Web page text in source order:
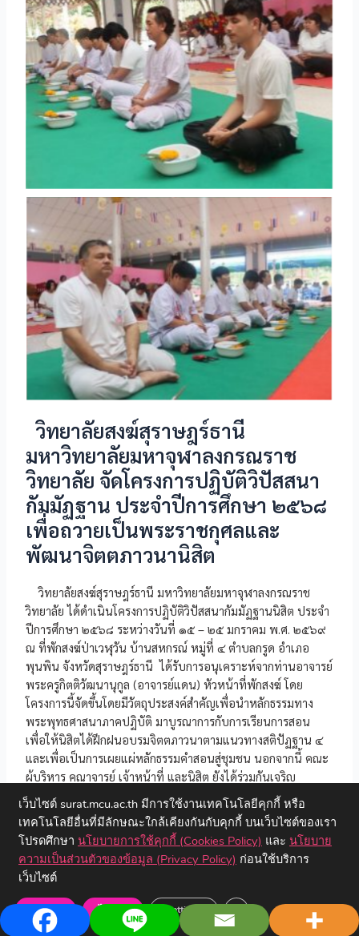
วิทยาลัยสงฆ์สุราษฎร์ธานี
มหาวิทยาลัยมหาจุฬาลงกรณราช
วิทยาลัย จัดโครงการปฏิบัติวิปัสสนา
กัมมัฏฐาน ประจำปีการศึกษา ๒๕๖๘
เพื่อถวายเป็นพระราชกุศลและ
พัฒนาจิตตภาวนานิสิต
วิทยาลัยสงฆ์สุราษฎร์ธานี มหาวิทยาลัยมหาจุฬาลงกรณราช
วิทยาลัย ได้ดำเนินโครงการปฏิบัติวิปัสสนากัมมัฏฐานนิสิต ประจำ
ปีการศึกษา ๒๕๖๘ ระหว่างวันที่ ๑๕ – ๒๕ มกราคม พ.ศ. ๒๕๖๙
ณ ที่พักสงฆ์ป่าเวฬุวัน บ้านสหกรณ์ หมู่ที่ ๔ ตำบลกรูด อำเภอ
พุนพิน จังหวัดสุราษฎร์ธานี ได้รับการอนุเคราะห์จากท่านอาจารย์
พระครูกิตติวัฒนานุกูล (อาจารย์แดน) หัวหน้าที่พักสงฆ์โดย
โครงการนี้จัดขึ้นโดยมีวัตถุประสงค์สำคัญเพื่อนำหลักธรรมทาง
พระพุทธศาสนาภาคปฏิบัติ มาบูรณาการกับการเรียนการสอน
เพื่อให้นิสิตได้ฝึกฝนอบรมจิตตภาวนาตามแนวทางสติปัฏฐาน ๔
และเพื่อเป็นการเผยแผ่หลักธรรมคำสอนสู่ชุมชน นอกจากนี้ คณะ
ผู้บริหาร คณาจารย์ เจ้าหน้าที่ และนิสิต ยังได้ร่วมกันเจริญ
จิตตภาวนาเพื่อถวายเป็นพระราชกุศลแด่ สมเด็จพระนางเจ้าสิริกิติ์
พระบรมราชินีนาถ พระบรมราชชนนีพันปีหลวงบรรยากาศ
ภายในโครงการเต็มไปด้วยความสงบ เรียบง่าย และเปี่ยมด้วยพลัง
แห่งศรัทธา โดยมีพระวิปัสสนาจารย์คอยให้คำแนะนำในการเดิน
จงกรมและนั่งสมาธิอย่างใกล้ชิด นับเป็นการสร้างรากฐานทาง
ปัญญาและคุณธรรมจริยธรรมให้แก่นิสิต เพื่อเตรียมความพร้อมใน
การเป็นศาสนทายาทที่ดีและเป็นบัณฑิตที่พึงประสงค์ของสังคม
สืบไป
เว็บไซต์ surat.mcu.ac.th มีการใช้งานเทคโนโลยีคุกกี้ หรือ
เทคโนโลยีอื่นที่มีลักษณะใกล้เคียงกันกับคุกกี้ บนเว็บไซต์ของเรา
โปรดศึกษา นโยบายการใช้คุกกี้ (Cookies Policy) และ นโยบาย
ความเป็นส่วนตัวของข้อมูล (Privacy Policy) ก่อนใช้บริการ
เว็บไซต์
ยอมรับ ไม่ยอม Settings Close GDPR Cookie